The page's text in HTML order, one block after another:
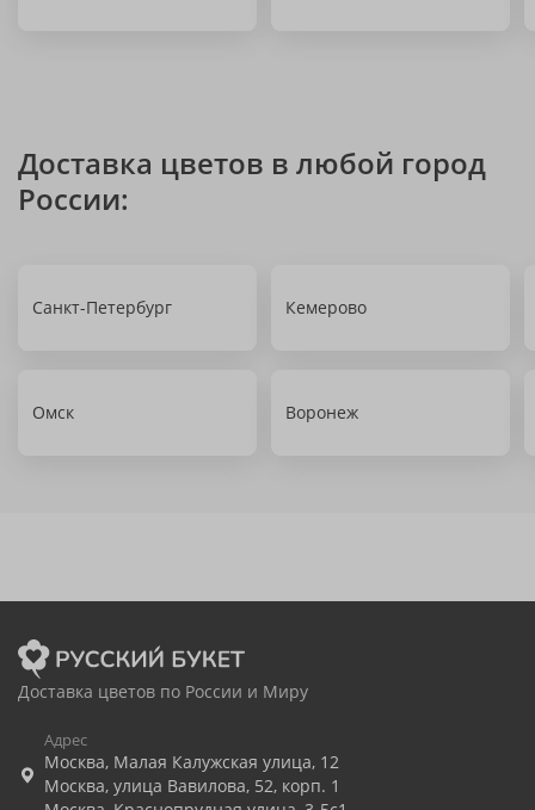
Доставка цветов в любой город
России:
Санкт-Петербург Кемерово
Омск Воронеж
Доставка цветов по России и Миру
Адрес
Москва, Малая Калужская улица, 12
Москва, улица Вавилова, 52, корп. 1